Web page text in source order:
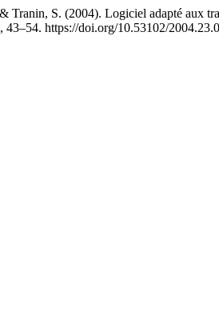
Tranin, S. (2004). Logiciel adapté aux
43–54. https://doi.org/10.53102/